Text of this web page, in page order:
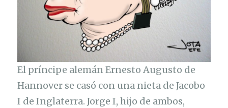
El príncipe alemán Ernesto Augusto de
Hannover se casó con una nieta de Jacobo
I de Inglaterra. Jorge I, hijo de ambos,